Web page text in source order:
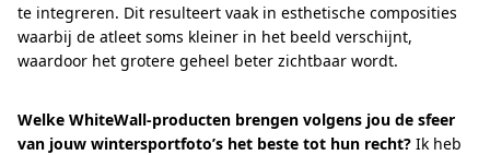
te integreren. Dit resulteert vaak in esthetische composities
waarbij de atleet soms kleiner in het beeld verschijnt,
waardoor het grotere geheel beter zichtbaar wordt.
Welke WhiteWall-producten brengen volgens jou de sfeer
van jouw wintersportfoto’s het beste tot hun recht? Ik heb